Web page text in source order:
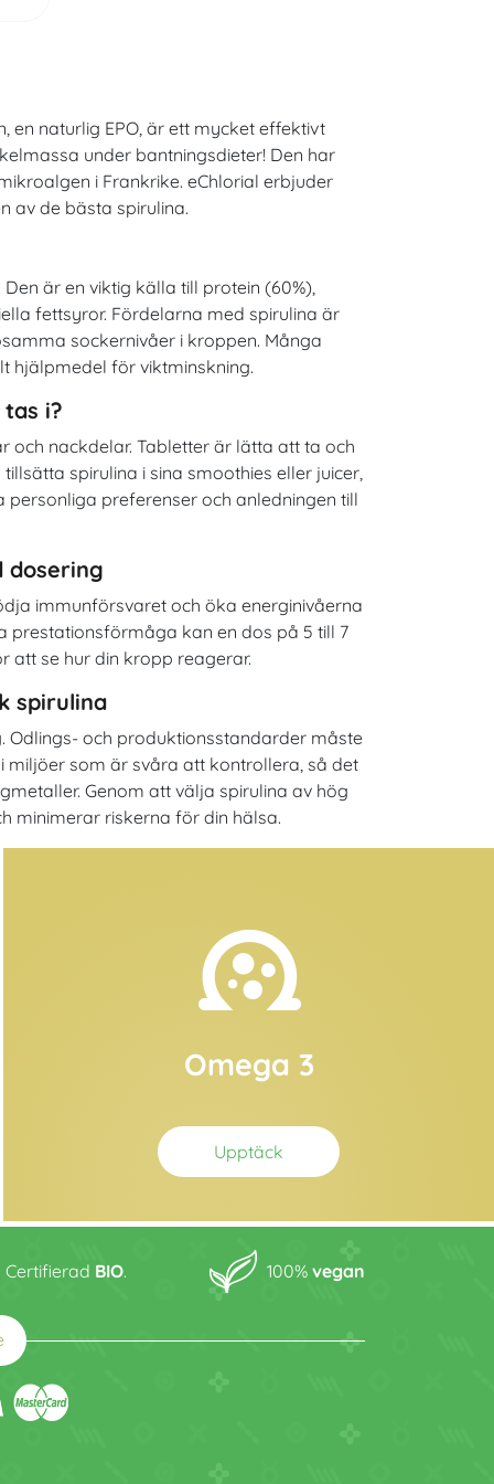
naturlig EPO, är ett mycket effektivt
under bantningsdieter! Den har
i Frankrike. eChlorial erbjuder
av de bästa spirulina.
är en viktig källa till protein (60%),
fettsyror. Fördelarna med spirulina är
sockernivåer i kroppen. Många
hjälpmedel för viktminskning.
i?
och nackdelar. Tabletter är lätta att ta och
spirulina i sina smoothies eller juicer,
preferenser och anledningen till
dosering
immunförsvaret och öka energinivåerna
prestationsförmåga kan en dos på 5 till 7
att se hur din kropp reagerar.
spirulina
och produktionsstandarder måste
miljöer som är svåra att kontrollera, så det
Genom att välja spirulina av hög
minimerar riskerna för din hälsa.
Omega 3
Upptäck
Certifierad BIO. 100% vegan